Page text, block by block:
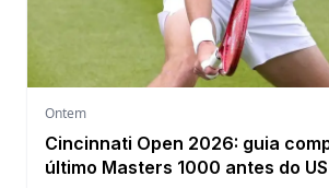
Ontem
Cincinnati Open 2026: guia
último Masters 1000 antes do